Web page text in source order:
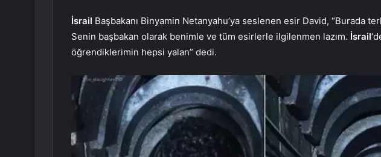
İsrail Başbakanı Binyamin Netanyahu’ya seslenen esir David, “Burada
Senin başbakan olarak benimle ve tüm esirlerle ilgilenmen lazım. İsrail
öğrendiklerimin hepsi yalan” dedi.